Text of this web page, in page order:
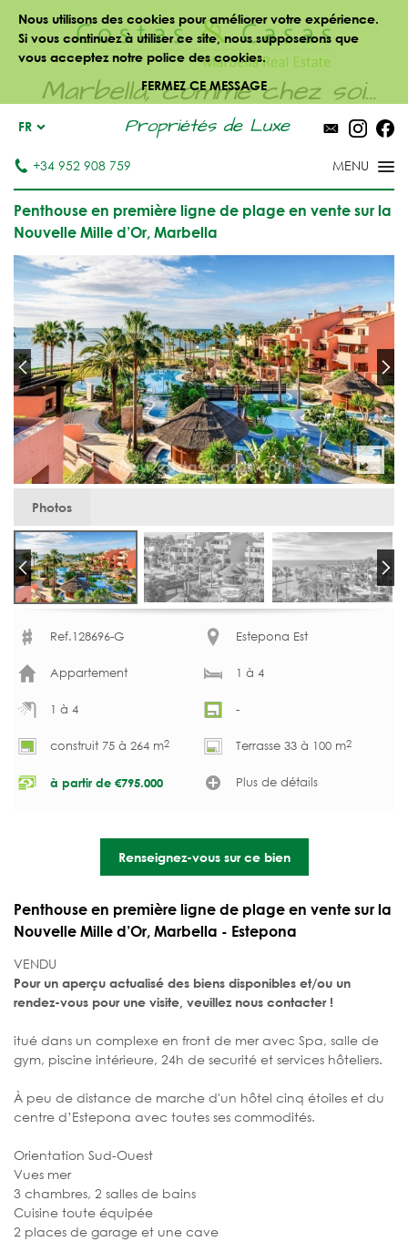
Nous utilisons des cookies pour améliorer votre expérience.
Si vous continuez à utiliser ce site, nous supposerons que
vous acceptez notre police des cookies.
FERMEZ CE MESSAGE
Marbella, comme chez soi...
Propriétés de Luxe
FR
+34 952 908 759
Penthouse en première ligne de plage en vente sur la
Nouvelle Mille d’Or, Marbella
Photos
Ref.128696-G Estepona Est
Appartement 1 à 4
1 à 4 -
construit 75 à 264 m2 Terrasse 33 à 100 m2
à partir de €795.000 Plus de détails
Renseignez-vous sur ce bien
Penthouse en première ligne de plage en vente sur la
Nouvelle Mille d’Or, Marbella - Estepona
VENDU
Pour un aperçu actualisé des biens disponibles et/ou un
rendez-vous pour une visite, veuillez nous contacter !
itué dans un complexe en front de mer avec Spa, salle de
gym, piscine intérieure, 24h de securité et services hôteliers.
À peu de distance de marche d'un hôtel cinq étoiles et du
centre d’Estepona avec toutes ses commodités.
Orientation Sud-Ouest
Vues mer
3 chambres, 2 salles de bains
Cuisine toute équipée
2 places de garage et une cave